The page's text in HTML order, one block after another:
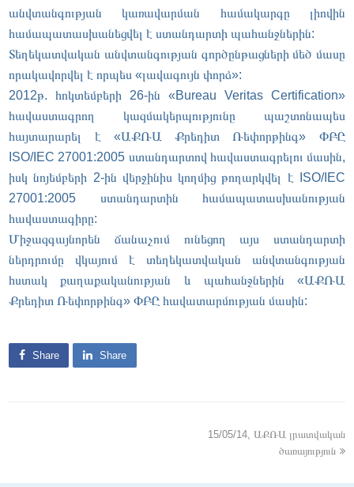
անվտանգության կառավարման համակարգը լիովին
համապատասխանեցվել է ստանդարտի պահանջներին:
Տեղեկատվական անվտանգության գործընթացների մեծ մասը
որակավորվել է որպես «լավագույն փորձ»:
2012թ. հոկտեմբերի 26-ին «Bureau Veritas Certification»
հավաստագրող կազմակերպությունը պաշտոնապես
հայտարարել է «ԱՔՌԱ Քրեդիտ Ռեփորթինգ» ՓԲԸ
ISO/IEC 27001:2005 ստանդարտով հավաստագրելու մասին,
իսկ նոյեմբերի 2-ին վերջինիս կողմից թողարկվել է ISO/IEC
27001:2005 ստանդարտին համապատասխանության
հավաստագիրը:
Միջազգայնորեն ճանաչում ունեցող այս ստանդարտի
ներդրումը վկայում է տեղեկատվական անվտանգության
հստակ քաղաքականության և պահանջներին «ԱՔՌԱ
Քրեդիտ Ռեփորթինգ» ՓԲԸ հավատարմության մասին:
Share Share
15/05/14, ԱՔՌԱ լրատվական
ծառայություն